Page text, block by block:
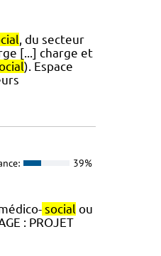
, du secteur
[...] charge et
). Espace
39%
social ou
: PROJET